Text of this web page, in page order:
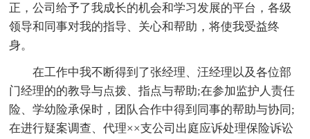
正，公司给予了我成长的机会和学习发展的平台，各级
领导和同事对我的指导、关心和帮助，将使我受益终
身。
在工作中我不断得到了张经理、汪经理以及各位部
门经理的的教导与点拨、指点与帮助;在参加监护人责任
险、学幼险承保时，团队合作中得到同事的帮助与协同;
在进行疑案调查、代理××支公司出庭应诉处理保险诉讼